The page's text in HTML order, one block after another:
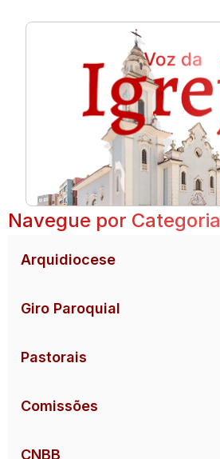
Navegue por Categoria
Arquidiocese
Giro Paroquial
Pastorais
Comissões
CNBB